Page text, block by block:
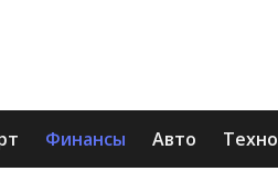
Финансы Авто Техно